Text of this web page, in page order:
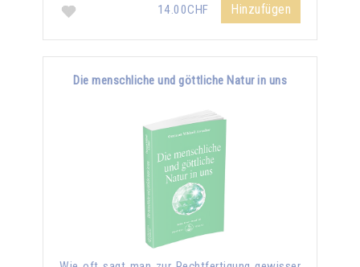
14.00CHF
Hinzufügen
Die menschliche und göttliche Natur in uns